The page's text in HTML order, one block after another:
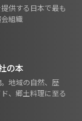
供する日本で最も
組織
の本
地域の自然、歴
、郷土料理に至る